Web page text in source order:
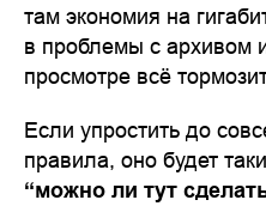
там экономия на
в проблемы с архивом
просмотре всё
Если упростить до
правила, оно будет
“можно ли тут